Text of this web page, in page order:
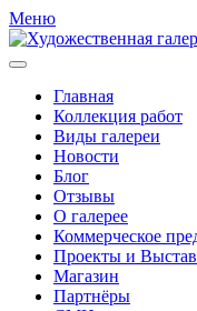
Меню
Главная
Коллекция работ
Виды галереи
Новости
Блог
Отзывы
О галерее
Коммерческое
Проекты и
Магазин
Партнёры